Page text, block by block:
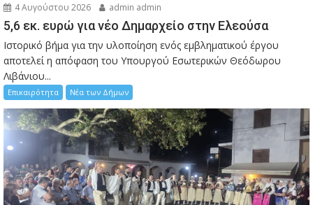
4 Αυγούστου 2026 admin admin
5,6 εκ. ευρώ για νέο Δημαρχείο στην Ελεούσα
Ιστορικό βήμα για την υλοποίηση ενός εμβληματικού έργου
αποτελεί η απόφαση του Υπουργού Εσωτερικών Θεόδωρου
Λιβάνιου...
Επικαιρότητα Νέα των Δήμων